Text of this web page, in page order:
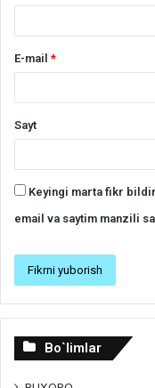
E-mail*
Sayt
Keyingi marta fikr
email va saytim manzili
Bo`limlar